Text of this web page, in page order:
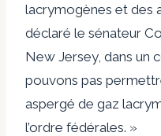
lacrymogènes et des
déclaré le sénateur
New Jersey, dans un
pouvons pas
aspergé de gaz
l’ordre fédérales. »